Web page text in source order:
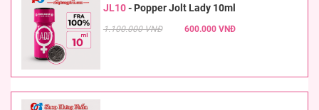
JL10- Popper Jolt Lady 10ml
1.100.000 VNĐ 600.000 VNĐ